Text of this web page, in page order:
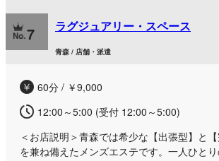
ッシュしていただけるよう、細やかな心配り
る舞いで、上質な時間をお届けいたします。
番のオイルマッサージやリンパトリートメン
め、極液や鼠径部マッサージといった贅沢な
園」と呼ぶにふさわしい極上の施術をご堪能
お客様との信頼関係を何よりも重んじ、末永
目指して、心を込めておもてなしいたします
することのない、あなただけの特別な隠れ家
心ゆくまでお楽しみください。
7 ラグジュアリー・スペース
青森 / 店舗・派遣
60分 / ￥9,000
12:00～5:00 (受付 12:00～5:00)
＜お店説明＞青森では希少な【出張型】と【
を兼ね備えたメンズエステです。一人ひと